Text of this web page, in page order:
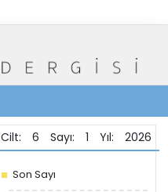
Cilt: 6 Sayı: 1 Yıl: 2026
Son Sayı